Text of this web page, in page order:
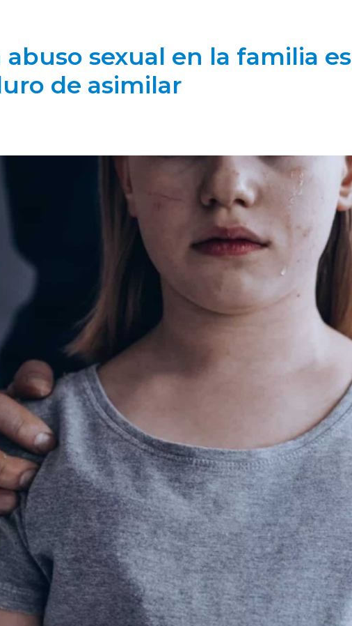
sexual en la familia es
de asimilar